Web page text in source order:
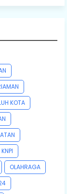
KOTA
KNPI
OLAHRAGA